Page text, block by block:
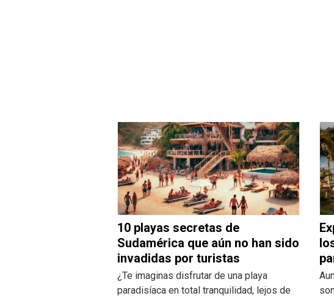
10 playas secretas de
Sudamérica que aún no han sido
invadidas por turistas
¿Te imaginas disfrutar de una playa
paradisíaca en total tranquilidad, lejos de